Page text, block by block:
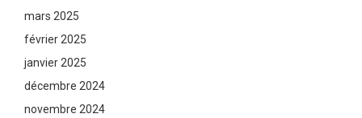
mars 2025
février 2025
janvier 2025
décembre 2024
novembre 2024